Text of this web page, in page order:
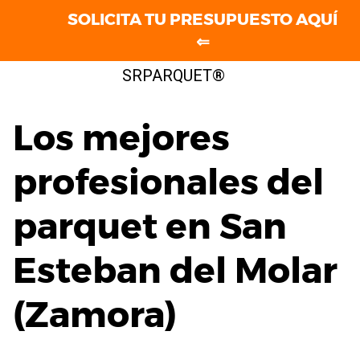
SRPARQUET®
Los mejores
profesionales del
parquet en San
Esteban del Molar
(Zamora)
SOLICITA TU PRESUPUESTO AQUÍ
⇐